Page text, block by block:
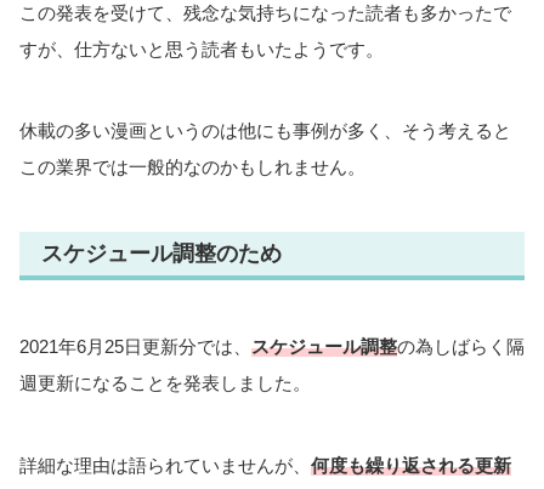
この発表を受けて、残念な気持ちになった読者も多かったで
すが、仕方ないと思う読者もいたようです。
休載の多い漫画というのは他にも事例が多く、そう考えると
この業界では一般的なのかもしれません。
スケジュール調整のため
2021年6月25日更新分では、 スケジュール調整の為しばらく隔
週更新になることを発表しました。
詳細な理由は語られていませんが、 何度も繰り返される更新